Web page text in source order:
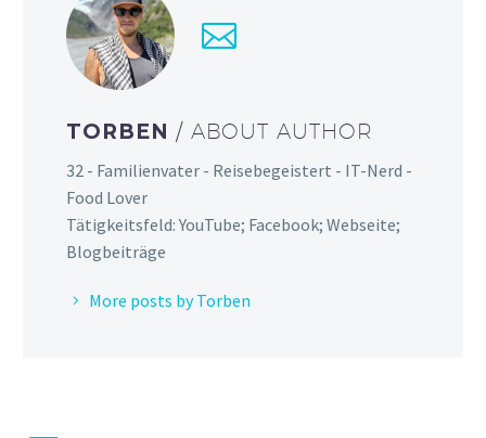
TORBEN / ABOUT AUTHOR
32 - Familienvater - Reisebegeistert - IT-Nerd -
Food Lover
Tätigkeitsfeld: YouTube; Facebook; Webseite;
Blogbeiträge
More posts by Torben